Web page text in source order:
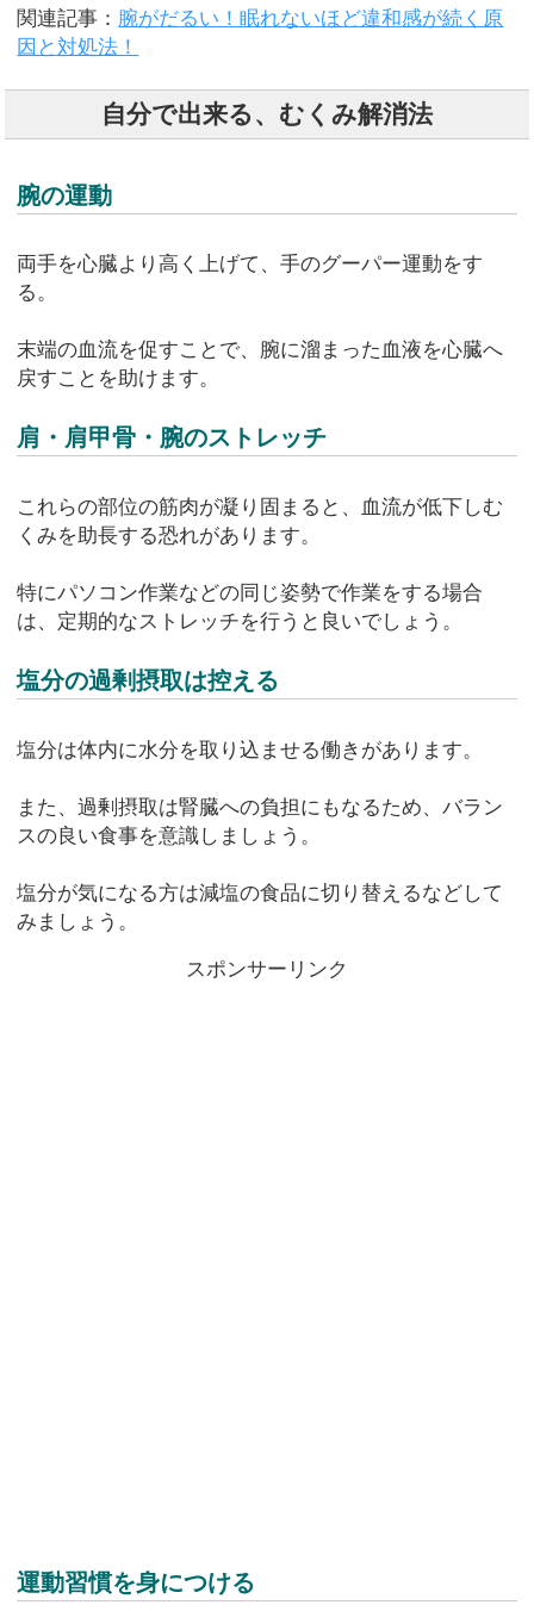
関連記事： 腕がだるい！眠れないほど違和感が続く原
因と対処法！
自分で出来る、むくみ解消法
腕の運動
両手を心臓より高く上げて、手のグーパー運動をす
る。
末端の血流を促すことで、腕に溜まった血液を心臓へ
戻すことを助けます。
肩・肩甲骨・腕のストレッチ
これらの部位の筋肉が凝り固まると、血流が低下しむ
くみを助長する恐れがあります。
特にパソコン作業などの同じ姿勢で作業をする場合
は、定期的なストレッチを行うと良いでしょう。
塩分の過剰摂取は控える
塩分は体内に水分を取り込ませる働きがあります。
また、過剰摂取は腎臓への負担にもなるため、バラン
スの良い食事を意識しましょう。
塩分が気になる方は減塩の食品に切り替えるなどして
みましょう。
スポンサーリンク
運動習慣を身につける